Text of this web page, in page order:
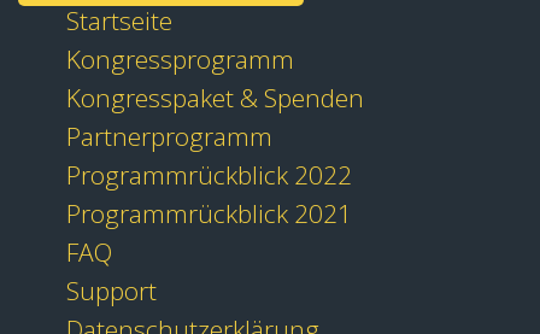
Startseite
Kongressprogramm
Kongresspaket & Spenden
Partnerprogramm
Programmrückblick 2022
Programmrückblick 2021
FAQ
Support